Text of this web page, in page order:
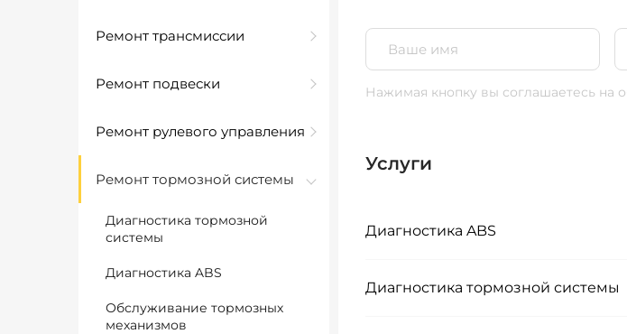
Ремонт трансмиссии
Ремонт подвески
Ремонт рулевого управления
Ремонт тормозной системы
Диагностика тормозной
системы
Диагностика ABS
Обслуживание тормозных
механизмов
Нажимая кнопку вы соглашаетесь на
Услуги
Диагностика ABS
Диагностика тормозной системы